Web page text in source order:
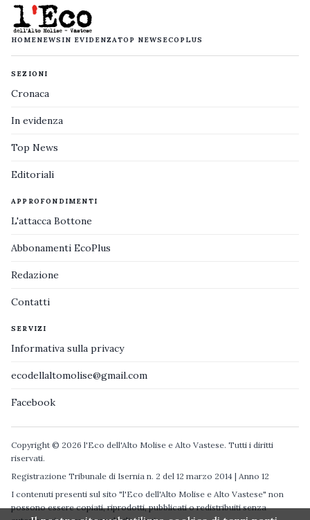
HOMENEWS IN EVIDENZATOP NEWS ECOPLUS
SEZIONI
Cronaca
In evidenza
Top News
Editoriali
APPROFONDIMENTI
L'attacca Bottone
Abbonamenti EcoPlus
Redazione
Contatti
SERVIZI
Informativa sulla privacy
ecodellaltomolise@gmail.com
Facebook
Copyright © 2026 l'Eco dell'Alto Molise e Alto Vastese. Tutti i diritti
riservati.
Registrazione Tribunale di Isernia n. 2 del 12 marzo 2014 | Anno 12
I contenuti presenti sul sito "l'Eco dell'Alto Molise e Alto Vastese" non
possono essere copiati, riprodotti, pubblicati o redistribuiti senza